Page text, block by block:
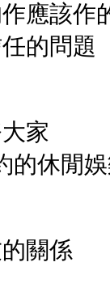
應該作
的問題
家
的休閒
關係